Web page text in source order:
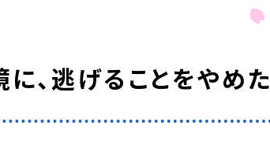
、逃げることをやめた